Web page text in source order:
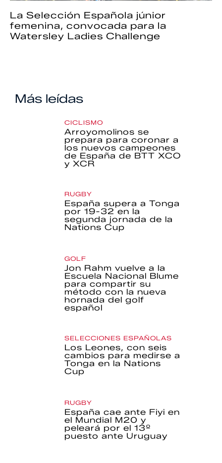
La Selección Española júnior
femenina, convocada para la
Watersley Ladies Challenge
Más leídas
CICLISMO
Arroyomolinos se
prepara para coronar a
los nuevos campeones
de España de BTT XCO
y XCR
RUGBY
España supera a Tonga
por 19-32 en la
segunda jornada de la
Nations Cup
GOLF
Jon Rahm vuelve a la
Escuela Nacional Blume
para compartir su
método con la nueva
hornada del golf
español
SELECCIONES ESPAÑOLAS
Los Leones, con seis
cambios para medirse a
Tonga en la Nations
Cup
RUGBY
España cae ante Fiyi en
el Mundial M20 y
peleará por el 13º
puesto ante Uruguay